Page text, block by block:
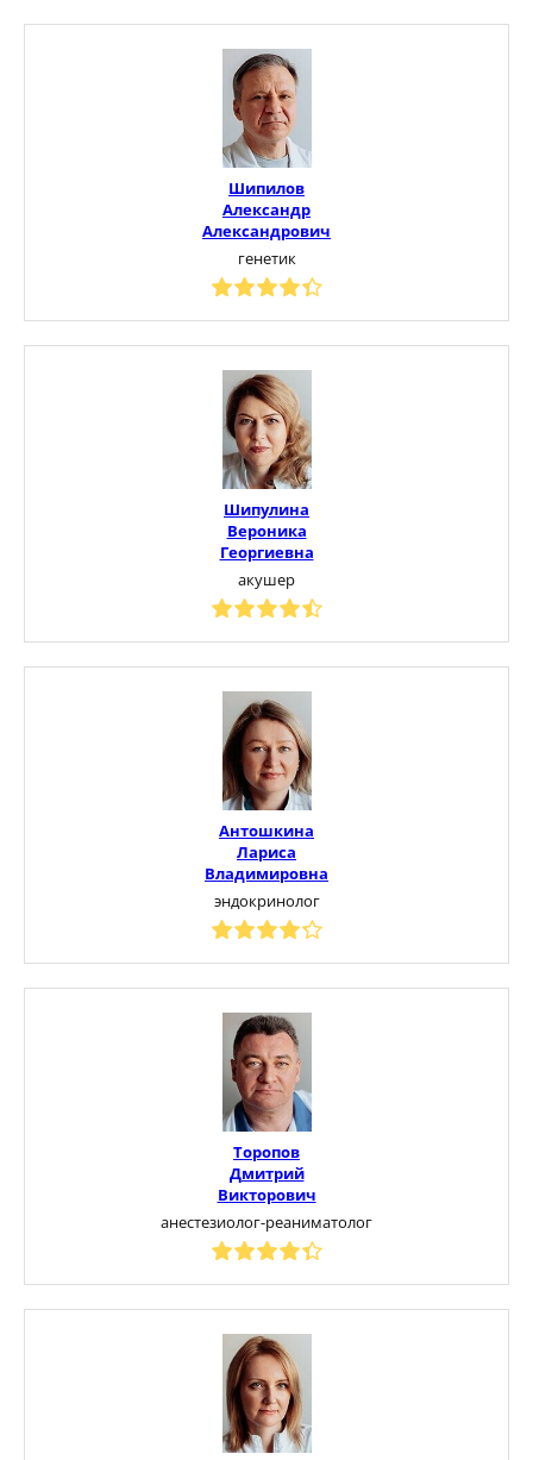
Шипилов
Александр
Александрович
генетик
Шипулина
Вероника
Георгиевна
акушер
Антошкина
Лариса
Владимировна
эндокринолог
Торопов
Дмитрий
Викторович
анестезиолог-реаниматолог